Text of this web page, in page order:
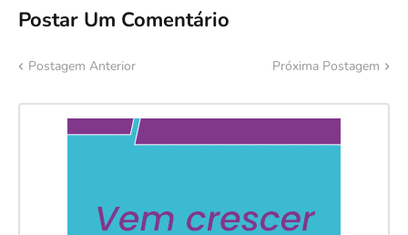
Postar Um Comentário
Postagem Anterior Próxima Postagem